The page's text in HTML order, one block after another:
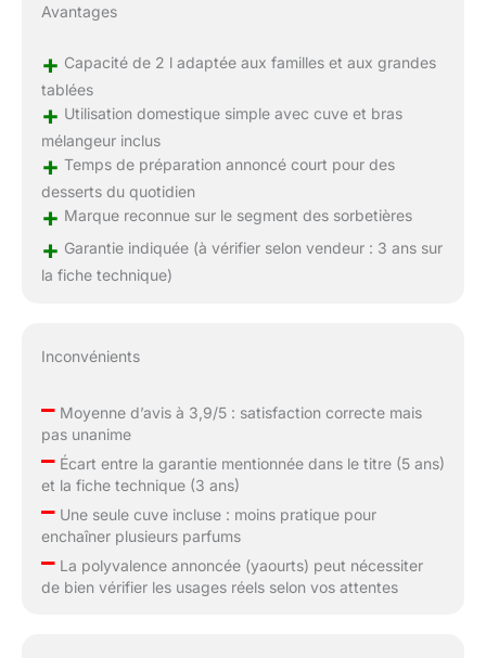
Avantages
+ Capacité de 2 l adaptée aux familles et aux grandes
tablées
+ Utilisation domestique simple avec cuve et bras
mélangeur inclus
+ Temps de préparation annoncé court pour des
desserts du quotidien
+ Marque reconnue sur le segment des sorbetières
+ Garantie indiquée (à vérifier selon vendeur : 3 ans sur
la fiche technique)
Inconvénients
–Moyenne d’avis à 3,9/5 : satisfaction correcte mais
pas unanime
–Écart entre la garantie mentionnée dans le titre (5 ans)
et la fiche technique (3 ans)
–Une seule cuve incluse : moins pratique pour
enchaîner plusieurs parfums
–La polyvalence annoncée (yaourts) peut nécessiter
de bien vérifier les usages réels selon vos attentes